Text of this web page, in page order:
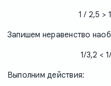
1 / 2,5 >
Запишем неравенство
1/3,2 <
Выполним действия: